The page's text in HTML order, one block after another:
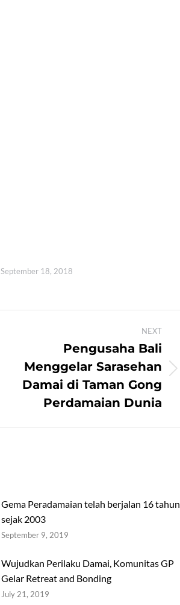
September 18, 2018
NEXT
Pengusaha Bali
Menggelar Sarasehan
Damai di Taman Gong
Perdamaian Dunia
Gema Peradamaian telah berjalan 16 tahun
sejak 2003
September 9, 2019
Wujudkan Perilaku Damai, Komunitas GP
Gelar Retreat and Bonding
July 21, 2019